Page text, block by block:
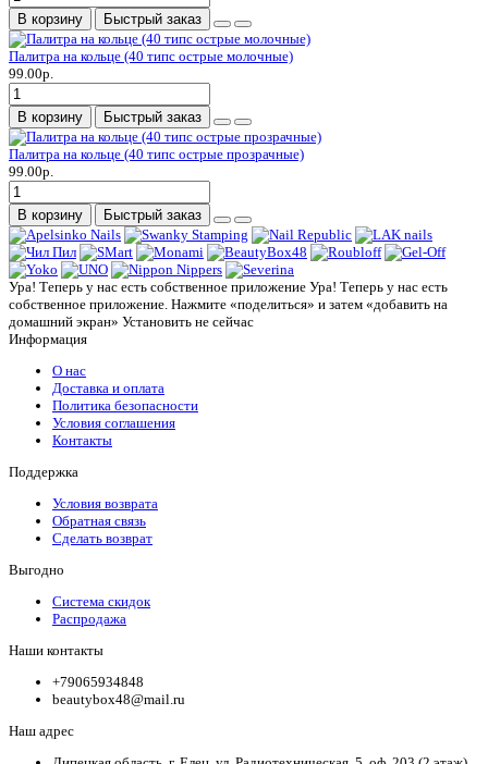
В корзину Быстрый заказ
Палитра на кольце (40 типс острые молочные)
99.00р.
В корзину Быстрый заказ
Палитра на кольце (40 типс острые прозрачные)
99.00р.
В корзину Быстрый заказ
Ура! Теперь у нас есть собственное приложение Ура! Теперь у нас есть
собственное приложение. Нажмите «поделиться» и затем «добавить на
домашний экран» Установить не сейчас
Информация
О нас
Доставка и оплата
Политика безопасности
Условия соглашения
Контакты
Поддержка
Условия возврата
Обратная связь
Сделать возврат
Выгодно
Система скидок
Распродажа
Наши контакты
+79065934848
beautybox48@mail.ru
Наш адрес